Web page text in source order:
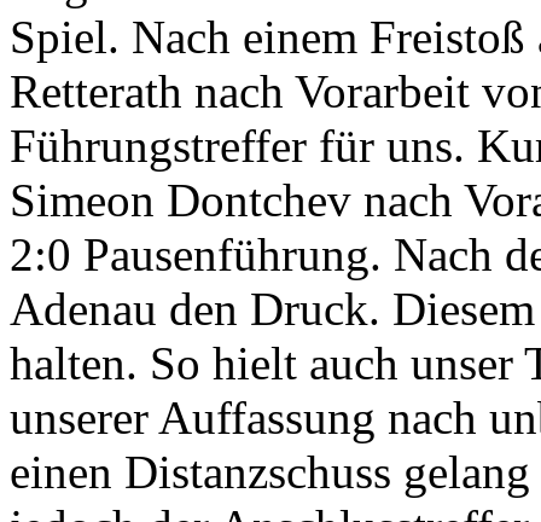
Spiel. Nach einem
Retterath nach Vorarbeit
Führungstreffer für uns.
Simeon Dontchev nach
2:0 Pausenführung. Nach
Adenau den Druck.
halten. So hielt auch
unserer Auffassung nach
einen Distanzschuss